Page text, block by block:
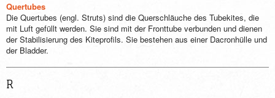
Quertubes
Die Quertubes (engl. Struts) sind die Querschläuche des Tubekites, die
mit Luft gefüllt werden. Sie sind mit der Fronttube verbunden und dienen
der Stabilisierung des Kiteprofils. Sie bestehen aus einer Dacronhülle und
der Bladder.
R